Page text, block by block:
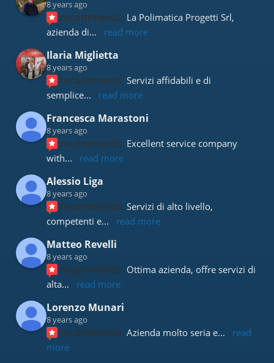
8 years ago
recommends La Polimatica Progetti Srl,
azienda di... read more
Ilaria Miglietta
8 years ago
recommends Servizi affidabili e di
semplice... read more
Francesca Marastoni
8 years ago
recommends Excellent service company
with... read more
Alessio Liga
8 years ago
recommends Servizi di alto livello,
competenti e... read more
Matteo Revelli
8 years ago
recommends Ottima azienda, offre servizi di
alta... read more
Lorenzo Munari
8 years ago
recommends Azienda molto seria e...
read
more